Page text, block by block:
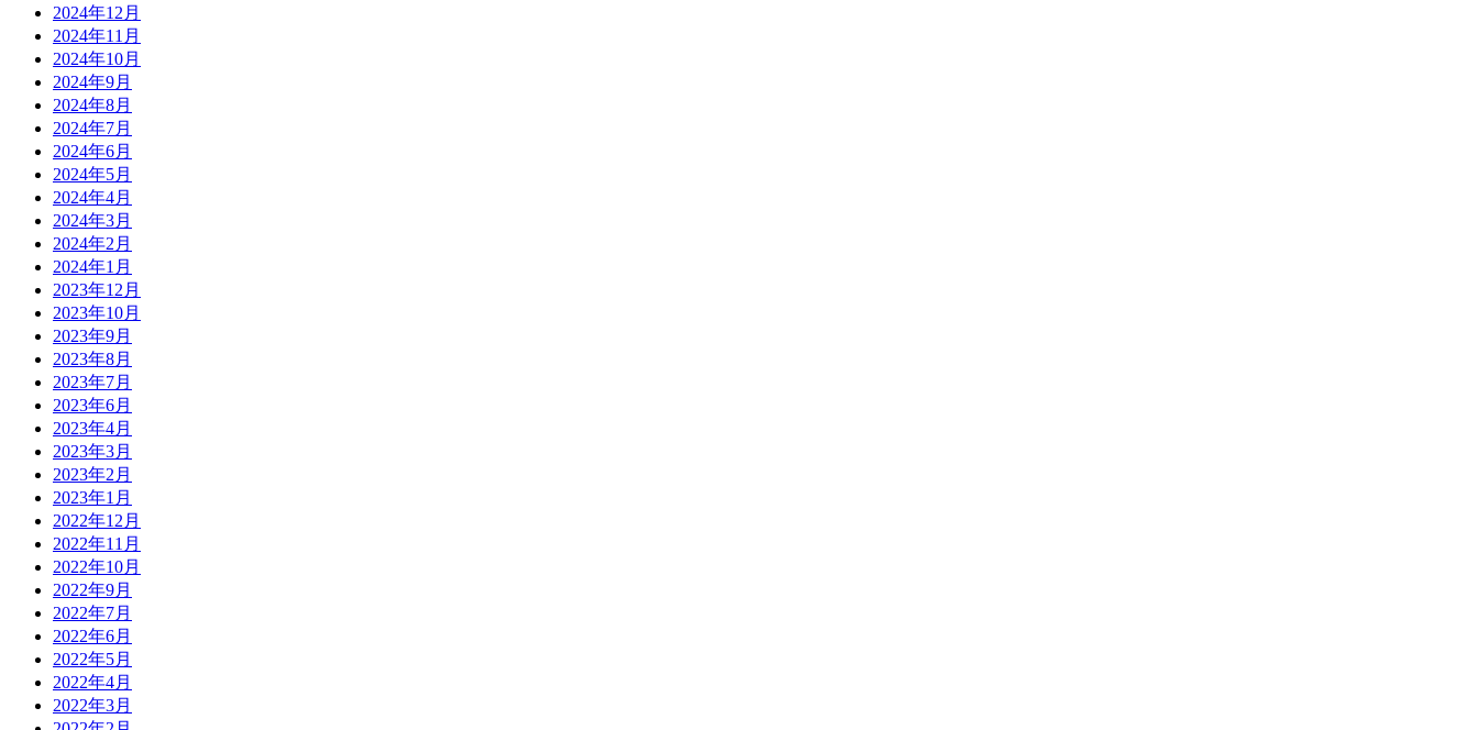
2024年12月
2024年11月
2024年10月
2024年9月
2024年8月
2024年7月
2024年6月
2024年5月
2024年4月
2024年3月
2024年2月
2024年1月
2023年12月
2023年10月
2023年9月
2023年8月
2023年7月
2023年6月
2023年4月
2023年3月
2023年2月
2023年1月
2022年12月
2022年11月
2022年10月
2022年9月
2022年7月
2022年6月
2022年5月
2022年4月
2022年3月